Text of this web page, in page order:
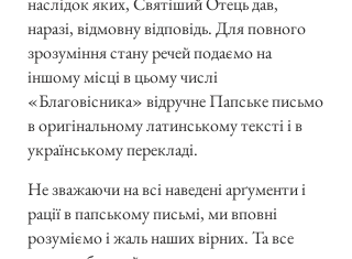
наразі, відмовну відповідь. Для повного
зрозуміння стану речей подаємо на
іншому місці в цьому числі
«Благовісника» відручне Папське письмо
в оригінальному латинському тексті і в
українському перекладі.
Не зважаючи на всі наведені арґументи і
рації в папському письмі, ми вповні
розуміємо і жаль наших вірних. Та все